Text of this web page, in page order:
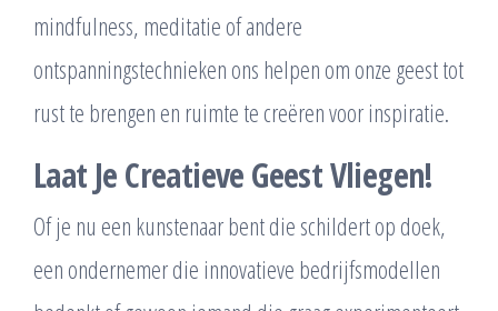
mindfulness, meditatie of andere
ontspanningstechnieken ons helpen om onze geest tot
rust te brengen en ruimte te creëren voor inspiratie.
Laat Je Creatieve Geest Vliegen!
Of je nu een kunstenaar bent die schildert op doek,
een ondernemer die innovatieve bedrijfsmodellen